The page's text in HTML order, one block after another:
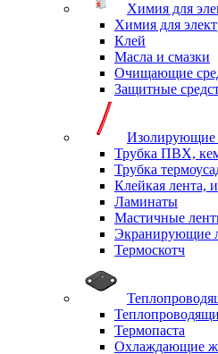
Химия для
Химия для
Клей
Масла и смазки
Очищающие
Защитные
Изолирующие
Трубка ПВХ,
Трубка
Клейкая лента,
Ламинаты
Мастичные
Экранирующие
Термоскотч
Термопаста
Охлаждающие